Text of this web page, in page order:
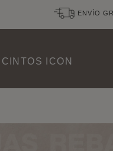
ENVÍO
CINTOS ICON